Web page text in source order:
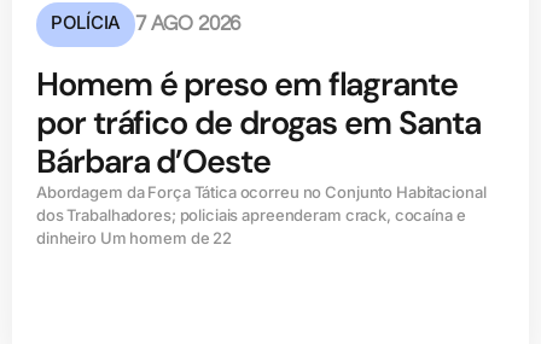
POLÍCIA 7 AGO 2026
Homem é preso em flagrante
por tráfico de drogas em Santa
Bárbara d’Oeste
Abordagem da Força Tática ocorreu no Conjunto Habitacional
dos Trabalhadores; policiais apreenderam crack, cocaína e
dinheiro Um homem de 22